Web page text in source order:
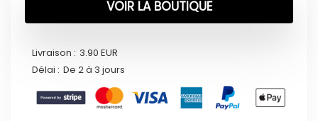
VOIR LA BOUTIQUE
Livraison : 3.90 EUR
Délai : De 2 à 3 jours